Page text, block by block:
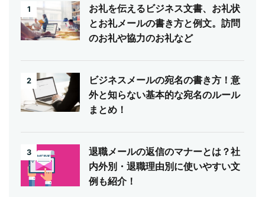
1
お礼を伝えるビジネス文書、お礼状
とお礼メールの書き方と例文。訪問
のお礼や協力のお礼など
2
ビジネスメールの宛名の書き方！意
外と知らない基本的な宛名のルール
まとめ！
3
退職メールの返信のマナーとは？社
内外別・退職理由別に使いやすい文
例も紹介！